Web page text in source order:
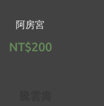
阿房宮
NT$200